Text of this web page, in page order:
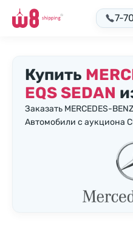
7-
Купить
EQS SEDAN
Заказать MERCEDES-
Автомобили с аукциона